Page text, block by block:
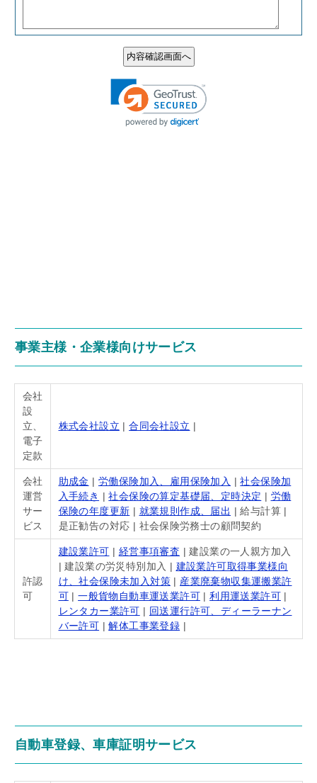
事業主様・企業様向けサービス
会社
設
立、
電子
定款
株式会社設立 |合同会社設立 |
会社
運営
サー
ビス
助成金 | 労働保険加入、雇用保険加入 |社会保険加
入手続き |社会保険の算定基礎届、定時決定 | 労働
保険の年度更新 | 就業規則作成、届出 | 給与計算 |
是正勧告の対応 | 社会保険労務士の顧問契約
許認
可
建設業許可 | 経営事項審査 | 建設業の一人親方加入
| 建設業の労災特別加入 | 建設業許可取得事業様向
け、社会保険未加入対策| 産業廃棄物収集運搬業許
可|一般貨物自動車運送業許可|利用運送業許可|
レンタカー業許可 | 回送運行許可、ディーラーナン
バー許可 |解体工事業登録 |
自動車登録、車庫証明サービス